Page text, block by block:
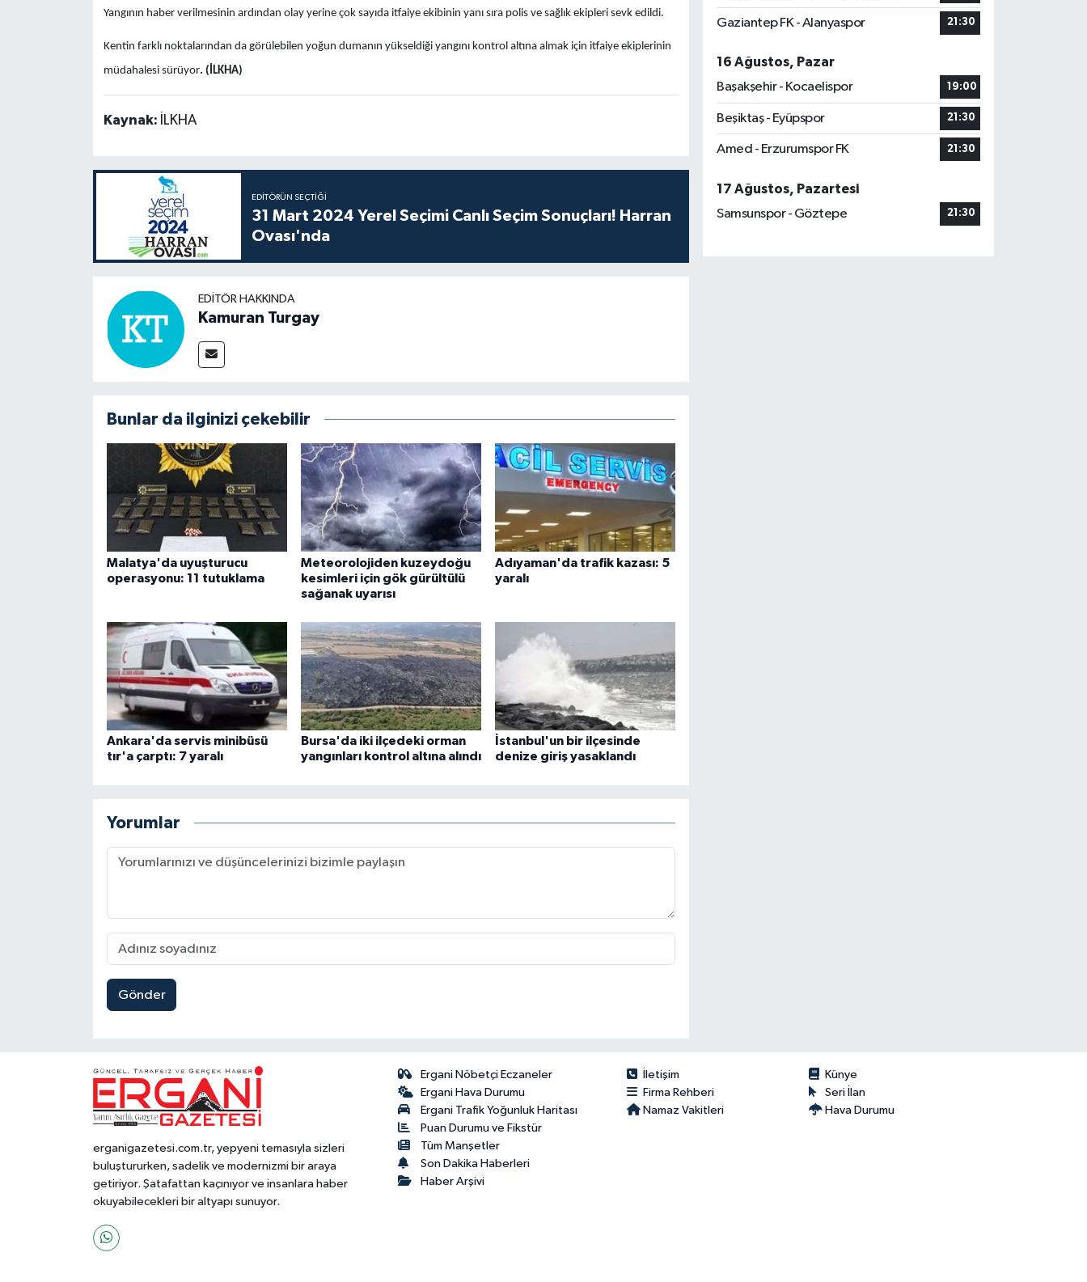
Yangının haber verilmesinin ardından olay yerine çok sayıda itfaiye ekibinin yanı sıra polis ve sağlık ekipleri sevk edildi.
Kentin farklı noktalarından da görülebilen yoğun dumanın yükseldiği yangını kontrol altına almak için itfaiye ekiplerinin
müdahalesi sürüyor. (İLKHA)
Kaynak: İLKHA
EDITÖRÜN SEÇTIĞI
31 Mart 2024 Yerel Seçimi Canlı Seçim Sonuçları! Harran
Ovası'nda
EDITÖR HAKKINDA
Kamuran Turgay
Bunlar da ilginizi çekebilir
Malatya'da uyuşturucu
operasyonu: 11 tutuklama
Meteorolojiden kuzeydoğu
kesimleri için gök gürültülü
sağanak uyarısı
Adıyaman'da trafik kazası: 5
yaralı
Ankara'da servis minibüsü
tır'a çarptı: 7 yaralı
Bursa'da iki ilçedeki orman
yangınları kontrol altına alındı
İstanbul'un bir ilçesinde
denize giriş yasaklandı
Yorumlar
Gönder
Gaziantep FK - Alanyaspor 21:30
16 Ağustos, Pazar
Başakşehir - Kocaelispor
19:00
Beşiktaş - Eyüpspor 21:30
Amed - Erzurumspor FK 21:30
17 Ağustos, Pazartesi
Samsunspor - Göztepe
21:30
erganigazetesi.com.tr, yepyeni temasıyla sizleri
buluştururken, sadelik ve modernizmi bir araya
getiriyor. Şatafattan kaçınıyor ve insanlara haber
okuyabilecekleri bir altyapı sunuyor.
Ergani Nöbetçi Eczaneler
Ergani Hava Durumu
Ergani Trafik Yoğunluk Haritası
Puan Durumu ve Fikstür
Tüm Manşetler
Son Dakika Haberleri
Haber Arşivi
İletişim
Künye
Firma Rehberi
Seri İlan
Namaz Vakitleri
Hava Durumu